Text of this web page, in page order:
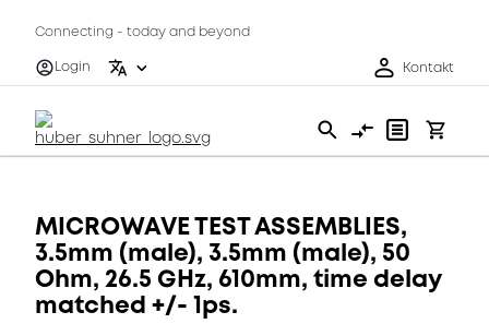
Connecting - today and beyond
Login
Kontakt
MICROWAVE TEST ASSEMBLIES,
3.5mm (male), 3.5mm (male), 50
Ohm, 26.5 GHz, 610mm, time delay
matched +/- 1ps.